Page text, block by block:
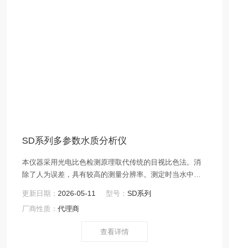
SD系列多参数水质分析仪
本仪器采用光电比色检测原理取代传统的目视比色法。消
除了人为误差，具有较高的测量分辨率。测定时当水中的
此水样放入仪器的光电比色座内，仪器会通过比较颜色的
深浅来得到相应离子的浓度值。可广泛适用于自来水厂及
《GBT 5750-2006生活饮用水标准检验方法》国家标准的
更新日期： 2026-05-11 型号：SD系列
厂商性质：代理商
查看详情